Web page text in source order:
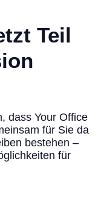
Ljubljana
vollservicierte
möchten.
Teil
dass Your Office
für Sie da
bestehen –
für